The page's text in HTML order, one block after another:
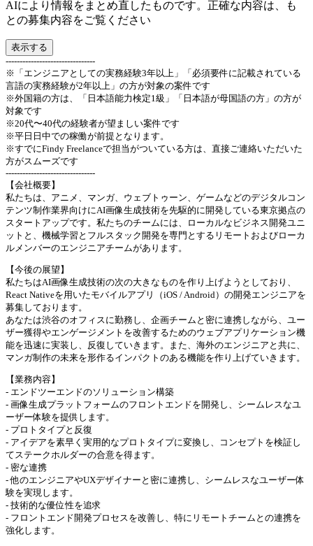
AIにより情報をまとめ直したものです。正確な内容は、も
との募集内容をご覧ください
表示する
--------------------------------
※「エンジニアとしての実務経験3年以上」「必須要件に記載されている
言語の実務経験が2年以上」の方が対象の案件です
※外国籍の方は、「日本語能力検定1級」「日本語が母国語の方」の方が
対象です
※20代〜40代の経験者が望ましい案件です
※平日日中での稼働が前提となります。
※すでにFindy Freelanceで担当がついている方は、直接ご連絡いただいた
方がスムーズです
--------------------------------
【会社概要】
私たちは、アニメ、マンガ、ウェブトゥーン、ゲームなどのデジタルコン
テンツ制作業界向けにAI画像生成技術を先駆的に開発している東京拠点の
スタートアップです。私たちのチームには、ローカルなビジネス開発ユニ
ットと、機械学習とフルスタック開発を専門とするリモートおよびローカ
ルメンバーのエンジニアチームがあります。
【今後の展望】
私たちはAI画像生成技術の次の大きなものを作り上げようとしており、
React Nativeを用いたモバイルアプリ（iOS / Android）の開発エンジニアを
募集しております。
あなたは渋谷のオフィスに勤務し、企画チームと密に連携しながら、ユー
ザー獲得やエンゲージメントを改善するためのウェブアプリケーション機
能を迅速に実装し、反復していきます。また、海外のエンジニアと共に、
マンガ制作の未来を形作るインパクトのある機能を作り上げていきます。
【業務内容】
- エンドツーエンドのソリューション構築
- 画像生成プラットフォームのフロントエンドを開発し、シームレスなユ
ーザー体験を提供します。
- プロトタイプと反復
- アイデアを素早く実用的なプロトタイプに変換し、コンセプトを検証し
てステークホルダーの合意を得ます。
- 密な連携
- 他のエンジニアやUXデザイナーと密に連携し、シームレスなユーザー体
験を実現します。
- 技術的な優位性を追求
- フロントエンド開発プロセスを改善し、特にリモートチームとの連携を
強化します。